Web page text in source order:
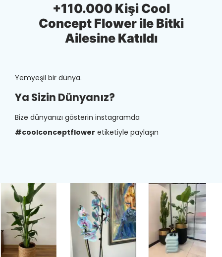
+110.000 Kişi Cool
Concept Flower ile Bitki
Ailesine Katıldı
Yemyeşil bir dünya.
Ya Sizin Dünyanız?
Bize dünyanızı gösterin instagramda
#coolconceptflower etiketiyle paylaşın